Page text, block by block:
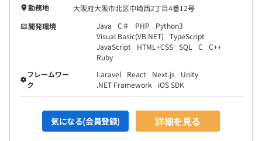
勤務地
大阪府大阪市北区中崎西2丁目4番12号
開発環境
Java C＃ PHP
Python3
Visual Basic(VB.NET)
TypeScript
JavaScript
HTML+CSS SQL C
C++
Ruby
フレームワー
ク
Laravel React Next.js
Unity
.NET Framework
iOS SDK
気になる(会員登録) 詳細を見る